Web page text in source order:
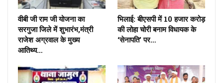
वीबी जी राम जी योजना का
सरगुजा जिले में शुभारंभ,मंत्री
राजेश अग्रवाल के मुख्य
आतिथ्य…
भिलाई: बीएसपी में 10 हजार करोड़
की लोहा चोरी बनाम विधायक के
‘सेनापति’ पर…